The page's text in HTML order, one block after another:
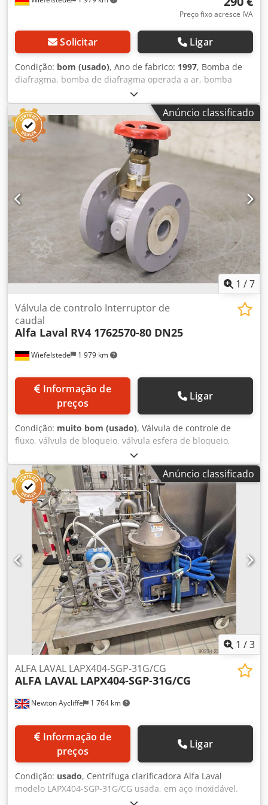
Preço fixo acresce IVA
Solicitar Ligar
Condição: bom (usado), Ano de fabrico: 1997, Bomba de
diafragma, bomba de diafragma operada a ar, bomba
química, bomba de diafragma duplo operada a ar
Dksdovay Uiopfx Af Tjr -Fabricante: Alfa Laval , Bomba de
duplo diafragma acionada a ar -Tipo: DL25-AA-EET-Q -
Débito: l/min -Pressão de débito: bar -Dimensões totais:
240/230/H300 mm -Peso: 8,7 kg
Anúncio classificado
1 /7
Wiefelstede 1 979 km
Válvula de controlo Interruptor de
caudal
Alfa Laval RV4 1762570-80 DN25
preços
Ligar
Condição: muito bom (usado), Válvula de controle de
fluxo, válvula de bloqueio, válvula esfera de bloqueio,
válvula de esfera, válvula esférica, válvula de
sobrepressão, válvula de regulação, interruptor de fluxo,
válvula de equilíbrio - Fabricante: Alfa Laval, válvula de
controle com interruptor de fluxo, não utilizada - Tipo: RV4
cód.: 1762570-80 - Tamanho: DN25 - Quantidade: 2
válvulas disponíveis Dodoq Rx Abopfx Af Tekr - Preço: por
unidade - Dimensões: 125/104/A195 mm - Peso: 3,6
kg/unidade
Anúncio classificado
1 /3
Newton Aycliffe 1 764 km
ALFA LAVAL LAPX404-SGP-31G/CG
ALFA LAVAL LAPX404-SGP-31G/CG
preços
Ligar
Condição: usado, Centrífuga clarificadora Alfa Laval
modelo LAPX404-SGP-31G/CG usada, em aço inoxidável.
Densidade máxima de alimentação: 1.100 kg/m³,